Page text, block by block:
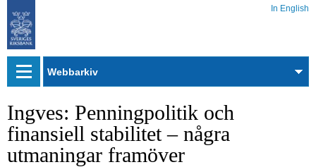
In English
Webbarkiv
Ingves: Penningpolitik och
finansiell stabilitet – några
utmaningar framöver